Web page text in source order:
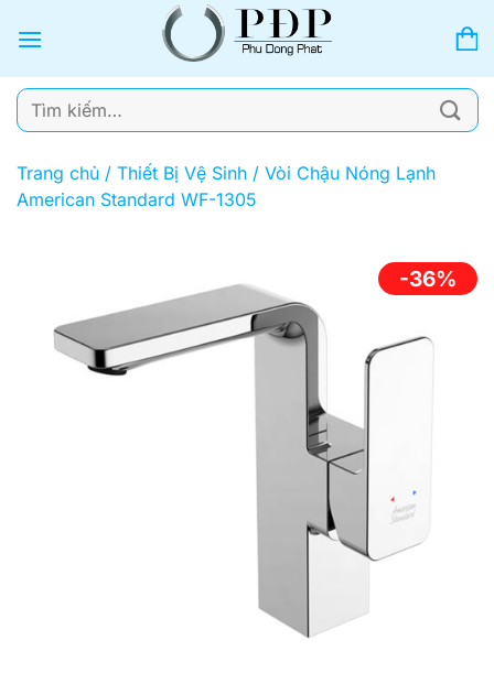
qua
dung
Tìm
kiếm:
Trang chủ / Thiết Bị Vệ Sinh / Vòi Chậu Nóng Lạnh
American Standard WF-1305
-36%